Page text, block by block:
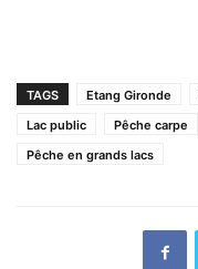
TAGS Etang Gironde
Lac public
Pêche carpe
Pêche en grands lacs